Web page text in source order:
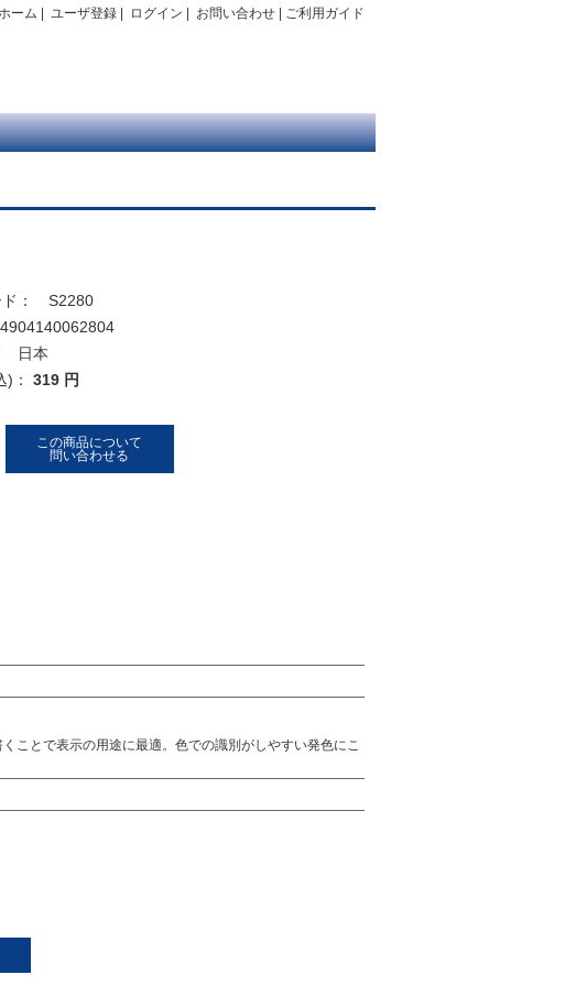
ーム ユーザ登録 ログイン お問い合わせ ご利用ガイド
ド： S2280
日本
)： 319 円
この商品について
問い合わせる
ことで表示の用途に最適。色での識別がしやすい発色にこ